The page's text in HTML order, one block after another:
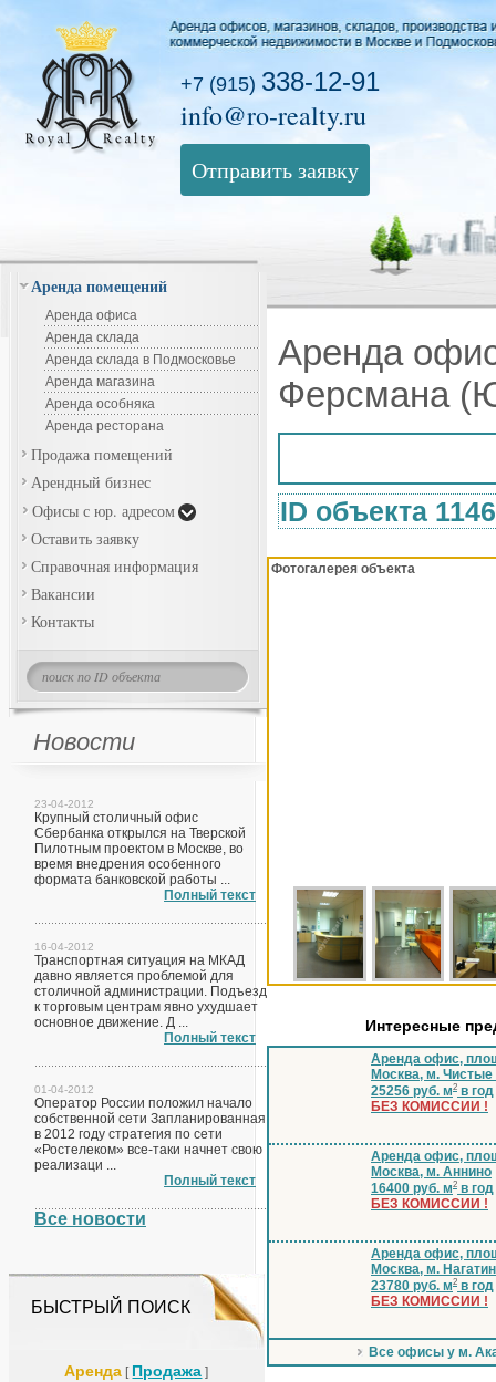
+7 (915) 338-12-91
info@ro-realty.ru
Отправить заявку
Аренда помещений
Аренда офиса
Аренда склада
Аренда склада в Подмосковье
Аренда магазина
Аренда особняка
Аренда ресторана
Продажа помещений
Арендный бизнес
Офисы с юр. адресом
Оставить заявку
Справочная информация
Вакансии
Контакты
Новости
23-04-2012
Крупный столичный офис
Сбербанка открылся на Тверской
Пилотным проектом в Москве, во
время внедрения особенного
формата банковской работы ...
Полный текст
16-04-2012
Транспортная ситуация на МКАД
давно является проблемой для
столичной администрации. Подъезд
к торговым центрам явно ухудшает
основное движение. Д ...
Полный текст
01-04-2012
Оператор России положил начало
собственной сети Запланированная
в 2012 году стратегия по сети
«Ростелеком» все-таки начнет свою
реализаци ...
Полный текст
Все новости
БЫСТРЫЙ ПОИСК
Аренда [ Продажа ]
Аренда
Ферсмана
ID объекта
Фотогалерея объекта
Интересные
Аренда офис,
Москва, м.
25256 руб. м2 в год
БЕЗ КОМИССИИ !
Аренда офис,
Москва, м. Аннино
16400 руб. м2 в год
БЕЗ КОМИССИИ !
Аренда офис,
Москва, м.
23780 руб. м2 в год
БЕЗ КОМИССИИ !
Все офисы у м.